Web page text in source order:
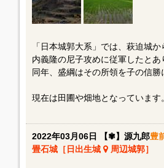
「日本城郭大系」では、萩迫城
内義隆の尼子攻めに従軍したとあ
同年、盛綱はその所領を子の信勝
現在は田圃や畑地となっています。
2022年03月06日 【✾】源九郎豊
畳石城［日出生城
周辺城郭］